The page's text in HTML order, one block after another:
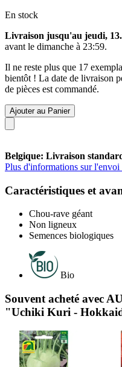
En stock
Livraison jusqu'au jeudi,
avant le dimanche à 23:59.
Il ne reste plus que 17
bientôt ! La date de livraison
de pièces est commandé.
Ajouter au Panier
Belgique: Livraison
Plus d'informations sur l'envoi
Caractéristiques et
Chou-rave géant
Non ligneux
Semences biologiques
Bio
Souvent acheté avec
"Uchiki Kuri -